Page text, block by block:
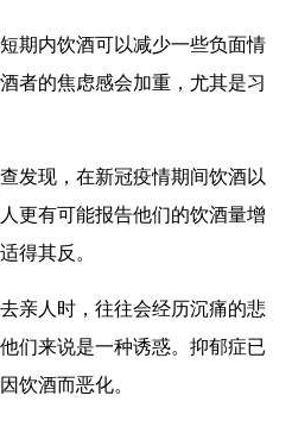
内饮酒可以减少一些负面情
者的焦虑感会加重，尤其是习
现，在新冠疫情期间饮酒以
更有可能报告他们的饮酒量增
得其反。
人时，往往会经历沉痛的悲
们来说是一种诱惑。抑郁症已
饮酒而恶化。